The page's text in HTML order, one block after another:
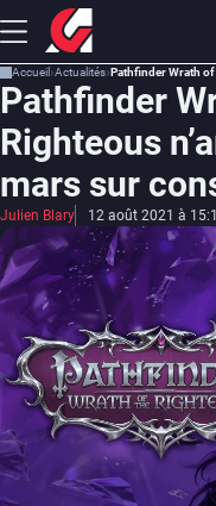
Accueil Actualités Pathfinder Wrath of
Pathfinder
Righteous
mars sur
Julien Blary 12 août 2021 à